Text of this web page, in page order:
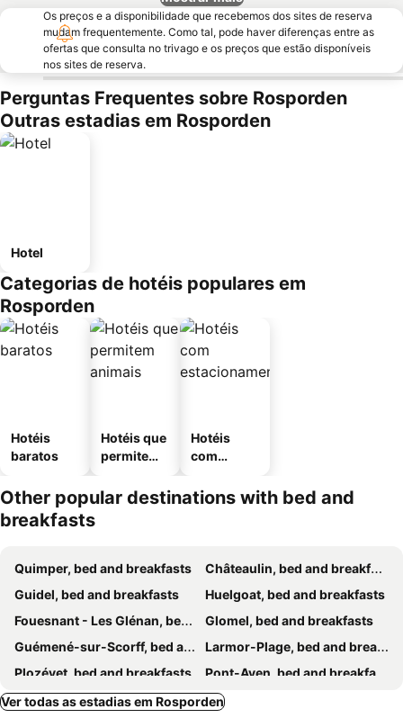
Os preços e a disponibilidade que recebemos dos sites de reserva
mudam frequentemente. Como tal, pode haver diferenças entre as
ofertas que consulta no trivago e os preços que estão disponíveis
nos sites de reserva.
Perguntas Frequentes sobre Rosporden
Outras estadias em Rosporden
Hotel
Categorias de hotéis populares em
Rosporden
Hotéis
baratos
Hotéis que
permitem
Hotéis
com
mento
Other popular destinations with bed and
breakfasts
Quimper, bed and breakfasts
Châteaulin, bed and breakfasts
Guidel, bed and breakfasts
Huelgoat, bed and breakfasts
Fouesnant - Les Glénan, bed and breakfasts
Glomel, bed and breakfasts
Guémené-sur-Scorff, bed and breakfasts
Larmor-Plage, bed and breakfasts
Plozévet, bed and breakfasts
Pont-Aven, bed and breakfasts
Mahalon, bed and breakfasts
Riantec, bed and breakfasts
Ver todas as estadias em Rosporden